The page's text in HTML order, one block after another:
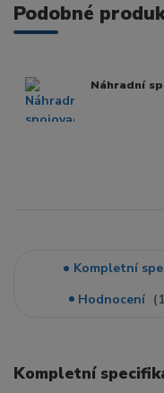
Podobné
Náhradní
Kompletní
Hodnocení
Kompletní